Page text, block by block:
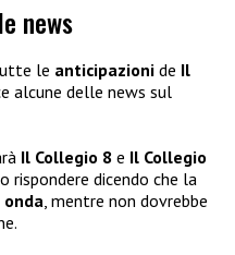
news
le anticipazioni de Il
alcune delle news sul
Il Collegio 8 e Il Collegio
rispondere dicendo che la
, mentre non dovrebbe